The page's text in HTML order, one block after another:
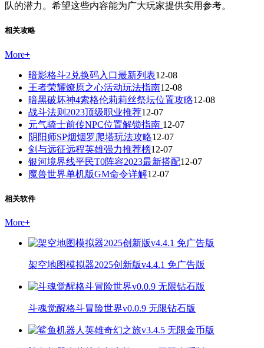
队的潜力。希望这些内容能为广大玩家提供实用参考。
相关攻略
More+
暗影格斗2兑换码入口最新列表12-08
王者荣耀燎原之心活动玩法指南12-08
暗黑破坏神4索格伦莉莉丝祭坛位置攻略12-08
战斗法则2023顶级职业推荐12-07
元气骑士前传NPC位置解锁指南 12-07
阴阳师SP烟烟罗爬塔玩法攻略12-07
剑与远征远程英雄强力推荐榜12-07
银河境界线平民T0阵容2023最新搭配12-07
魔兽世界单机版GM命令详解12-07
相关软件
More+
架空地图模拟器2025创新版v4.4.1 免广告版
斗魂觉醒格斗冒险世界v0.0.9 无限钻石版